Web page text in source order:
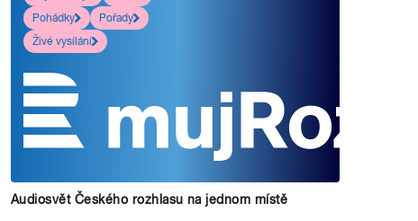
Pohádky
Pořady
Živé vysílání
Audiosvět Českého rozhlasu na jednom místě